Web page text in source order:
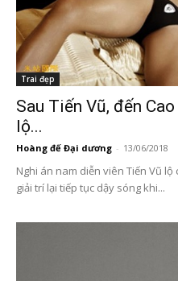
Trai đẹp
Sau Tiến Vũ, đến
lộ...
Hoàng đế Đại dương - 13/06/2018
Nghi án nam diễn viên Tiến Vũ
giải trí lại tiếp tục dậy sóng khi...